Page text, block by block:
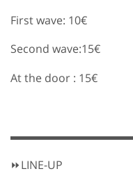
First wave: 10€
Second wave:15€
At the door : 15€
⏩LINE-UP